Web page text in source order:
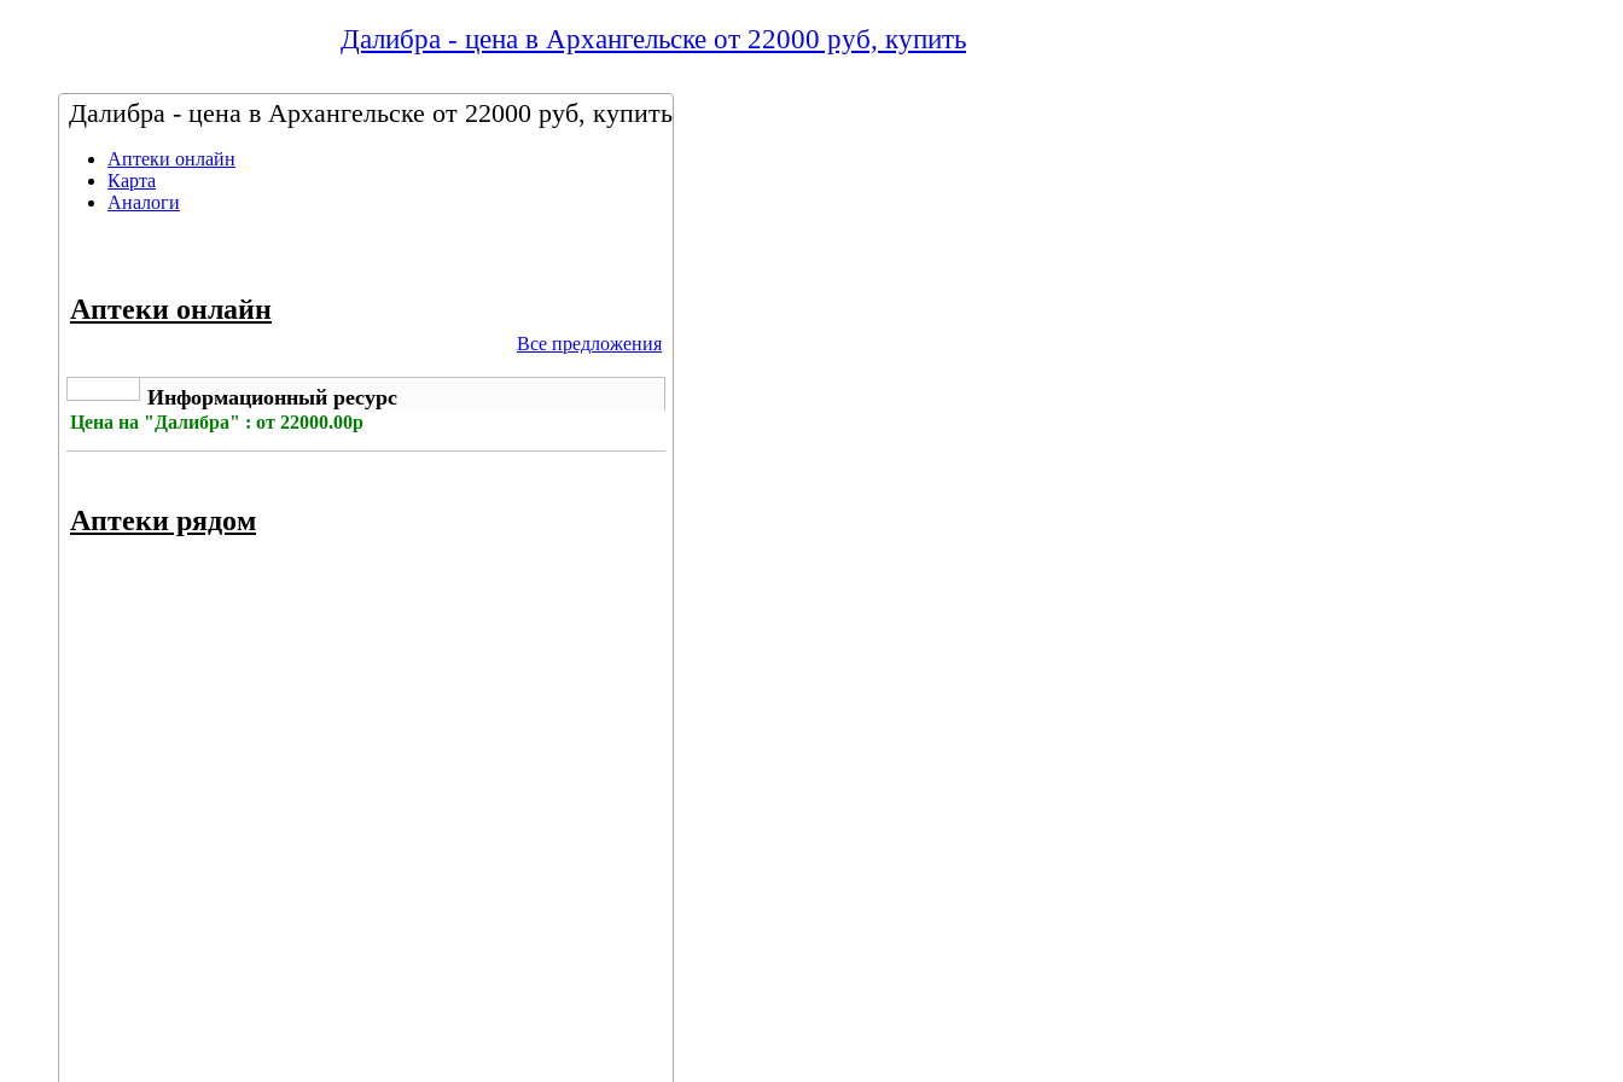
Далибра - цена в Архангельске от 22000 руб, купить
Далибра - цена в Архангельске от 22000 руб, купить
Аптеки онлайн
Карта
Аналоги
Аптеки онлайн
Все предложения
Информационный ресурс
Цена на "Далибра" : от 22000.00р
Аптеки рядом